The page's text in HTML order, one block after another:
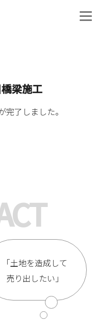
梁施工
了しました。
「土地を造成して
売り出したい」